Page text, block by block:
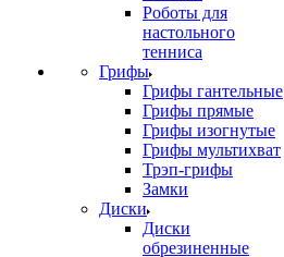
Роботы для
настольного
тенниса
Грифы
Грифы гантельные
Грифы прямые
Грифы изогнутые
Грифы мультихват
Трэп-грифы
Замки
Диски
Диски
обрезиненные